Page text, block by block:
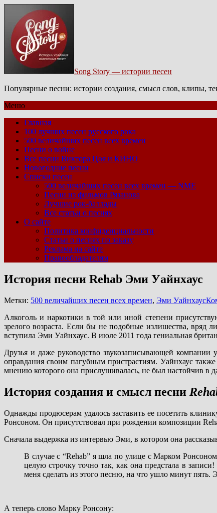
Song Story — истории песен
Популярные песни: истории создания, смысл слов, клипы,
Меню
Главная
100 лучших песен русского рока
500 величайших песен всех времен
Песни о войне
Все песни Виктора Цоя и КИНО
Новогодние песни
Списки песен
500 величайших песен всех времен — NME
Песни из фильмов Рязанова
Лучшие рок-баллады
Все статьи о песнях
О сайте
Политика конфиденциальности
Статьи о песнях по заказу
Реклама на сайте
Правообладателям
История песни Rehab Эми Уайнхаус
Метки: 500 величайших песен всех времен, Эми Уайнхаус
Алкоголь и наркотики в той или иной степени
зрелого возраста. Если бы не подобные излишества, вряд
вступила Эми Уайнхаус. В июле 2011 года гениальная
Друзья и даже руководство звукозаписывающей
оправдания своим пагубным пристрастиям. Уайнхаус
мнению которого она прислушивалась, не был настойчив в
История создания и смысл песни
Однажды продюсерам удалось заставить ее посетить
Ронсоном. Он присутствовал при рождении композиции
Сначала выдержка из интервью Эми, в котором она
В случае с “Rehab” я шла по улице с Марком
целую строчку точно так, как она предстала в
меня сделать из этого песню, на что ушло минут
А теперь слово Марку Ронсону: